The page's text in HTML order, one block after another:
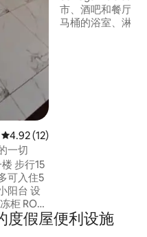
平均评分 4.92 分（满分 5 分）
4.92 (12)
一切
台 设
机/... 带
仅提供
市、酒吧和餐厅 4间带双人床的卧室、带
马桶的浴室、淋浴
度假屋便利设施